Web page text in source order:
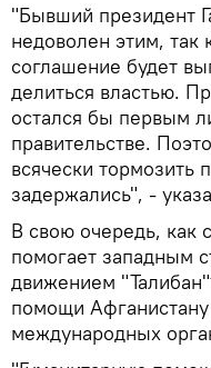
"Бывший президент
недоволен этим, так
соглашение будет
делиться властью.
остался бы первым
правительстве.
всячески тормозить
задержались", -
В свою очередь, как
помогает западным
движением
помощи
международных